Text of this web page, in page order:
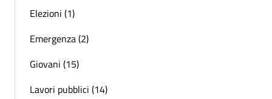
Elezioni (1)
Emergenza (2)
Giovani (15)
Lavori pubblici (14)